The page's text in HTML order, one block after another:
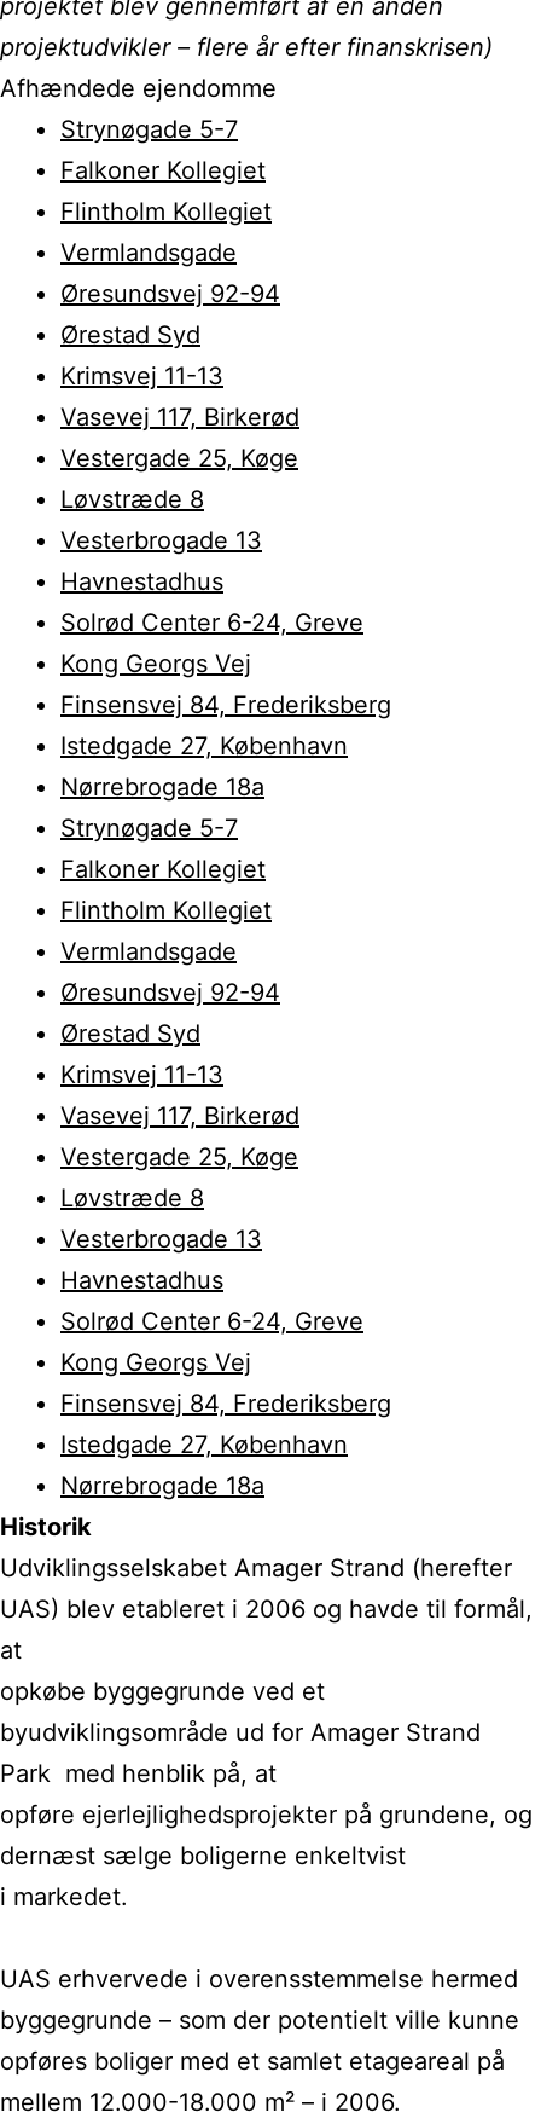
projektet blev gennemført af en anden
projektudvikler – flere år efter finanskrisen)
Afhændede ejendomme
Strynøgade 5-7
Falkoner Kollegiet
Flintholm Kollegiet
Vermlandsgade
Øresundsvej 92-94
Ørestad Syd
Krimsvej 11-13
Vasevej 117, Birkerød
Vestergade 25, Køge
Løvstræde 8
Vesterbrogade 13
Havnestadhus
Solrød Center 6-24, Greve
Kong Georgs Vej
Finsensvej 84, Frederiksberg
Istedgade 27, København
Nørrebrogade 18a
Strynøgade 5-7
Falkoner Kollegiet
Flintholm Kollegiet
Vermlandsgade
Øresundsvej 92-94
Ørestad Syd
Krimsvej 11-13
Vasevej 117, Birkerød
Vestergade 25, Køge
Løvstræde 8
Vesterbrogade 13
Havnestadhus
Solrød Center 6-24, Greve
Kong Georgs Vej
Finsensvej 84, Frederiksberg
Istedgade 27, København
Nørrebrogade 18a
Historik
Udviklingsselskabet Amager Strand (herefter
UAS) blev etableret i 2006 og havde til formål,
at
opkøbe byggegrunde ved et
byudviklingsområde ud for Amager Strand
Park med henblik på, at
opføre ejerlejlighedsprojekter på grundene, og
dernæst sælge boligerne enkeltvist
i markedet.
UAS erhvervede i overensstemmelse hermed
byggegrunde – som der potentielt ville kunne
opføres boliger med et samlet etageareal på
mellem 12.000-18.000 m² – i 2006.